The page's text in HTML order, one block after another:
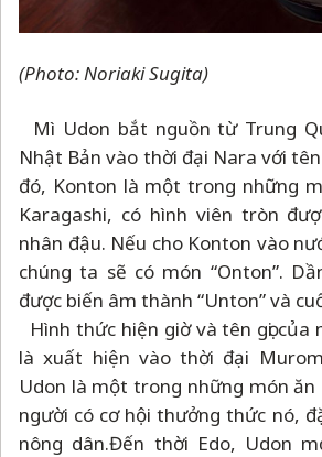
(Photo: Noriaki Sugita)
Mì Udon bắt nguồn từ Trung
Nhật Bản vào thời đại Nara với tên
đó, Konton là một trong những
Karagashi, có hình viên tròn
nhân đậu. Nếu cho Konton vào
chúng ta sẽ có món “Onton”.
được biến âm thành “Unton” và
Hình thức hiện giờ và tên gọi của
là xuất hiện vào thời đại
Udon là một trong những món
người có cơ hội thưởng thức nó,
nông dân.Đến thời Edo, Udon